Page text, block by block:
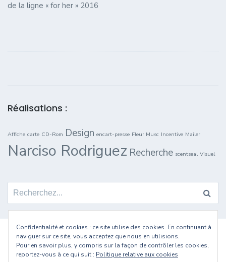
de la ligne « for her » 2016
Réalisations :
Affiche carte CD-Rom Design encart-presse Fleur Musc Incentive Mailer
Narciso Rodriguez Recherche scentseal Visuel
Search for:
Confidentialité et cookies : ce site utilise des cookies. En continuant à
naviguer sur ce site, vous acceptez que nous en utilisions.
Pour en savoir plus, y compris sur la façon de contrôler les cookies,
reportez-vous à ce qui suit : Politique relative aux cookies